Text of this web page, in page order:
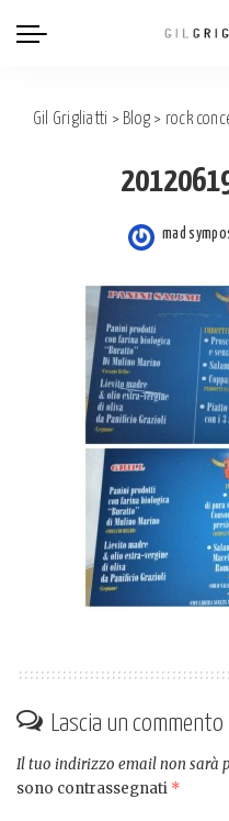
Gil Grigliatti > Blog > rock
Posted
mad
Lascia un commento
Il tuo indirizzo email non sarà
sono contrassegnati *